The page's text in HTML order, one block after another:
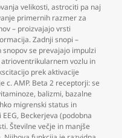
velikosti,astrociti pa naj
primernih razmer za
– proizvajajo vrsti
Zadnji snopi –
se prevajajo impulzi
atrioventrikularnem vozlu in
prek aktivacije
c. AMP. Beta 2 receptorji: se
, balizmi, bazalne
migrenski status in
, Beckerjeva (podobna
Številne večje in manjše